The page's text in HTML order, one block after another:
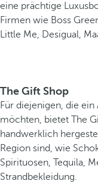
eine prächtige
Firmen wie Boss
Little Me, Desigual,
The Gift Shop
Für diejenigen, die
möchten, bietet The
handwerklich
Region sind, wie
Spirituosen, Tequila,
Strandbekleidung.